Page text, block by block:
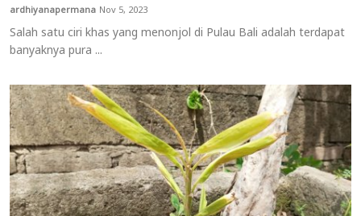
ardhiyanapermana Nov 5, 2023
Salah satu ciri khas yang menonjol di Pulau Bali adalah terdapat
banyaknya pura ...